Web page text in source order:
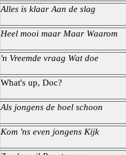
Alles is klaar Aan de slag
Heel mooi maar Maar Waarom
'n Vreemde vraag Wat doe
What's up, Doc?
Als jongens de boel schoon
Kom 'ns even jongens Kijk